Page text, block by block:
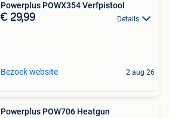
Powerplus POWX354 Verfpistool
€ 29,99 Details
Bezoek website 2 aug 26
Powerplus POW706 Heatgun